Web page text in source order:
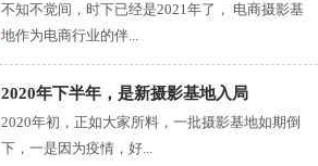
不知不觉间，时下已经是2021年了， 电商摄影基
地作为电商行业的伴...
2020年下半年，是新摄影基地入局
2020年初，正如大家所料，一批摄影基地如期倒
下，一是因为疫情，好...